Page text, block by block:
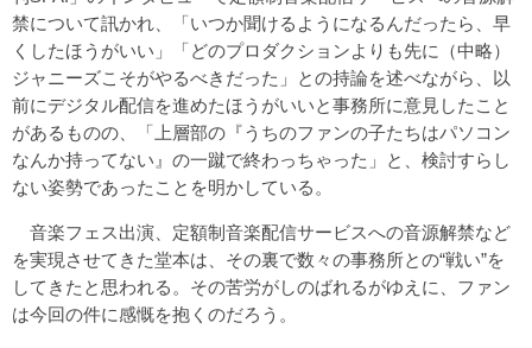
禁について訊かれ、「いつか聞けるようになるんだったら、早
くしたほうがいい」「どのプロダクションよりも先に（中略）
ジャニーズこそがやるべきだった」との持論を述べながら、以
前にデジタル配信を進めたほうがいいと事務所に意見したこと
があるものの、「上層部の『うちのファンの子たちはパソコン
なんか持ってない』の一蹴で終わっちゃった」と、検討すらし
ない姿勢であったことを明かしている。
音楽フェス出演、定額制音楽配信サービスへの音源解禁など
を実現させてきた堂本は、その裏で数々の事務所との“戦い”を
してきたと思われる。その苦労がしのばれるがゆえに、ファン
は今回の件に感慨を抱くのだろう。